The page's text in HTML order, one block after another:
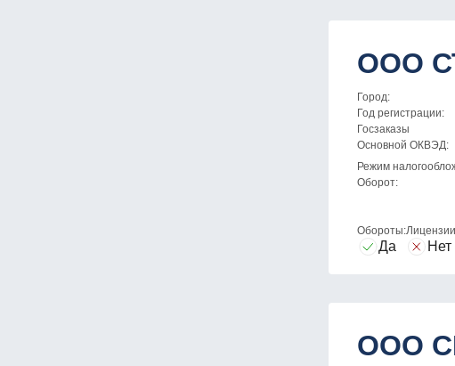
ООО
Город:
Год регистрации:
Госзаказы
Основной ОКВЭД:
Режим
Оборот:
Обороты:
Да Нет
ООО